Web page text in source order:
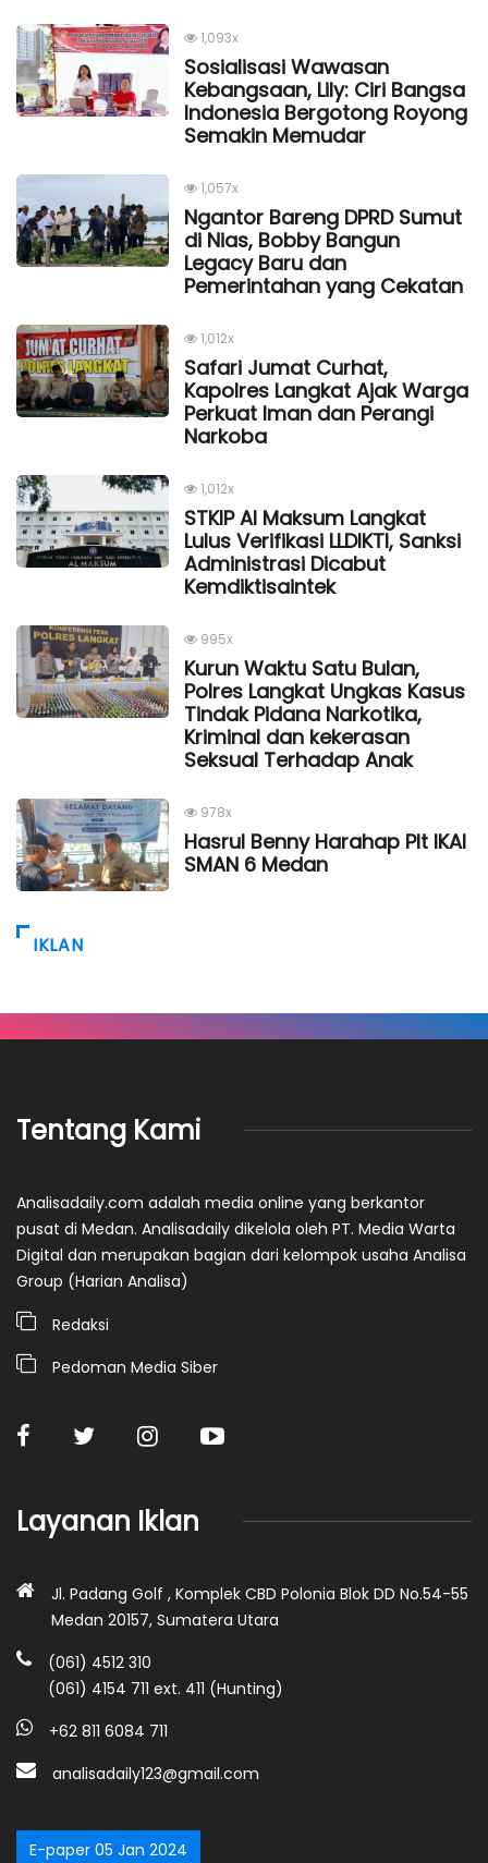
1,093x
Sosialisasi Wawasan
Kebangsaan, Lily: Ciri Bangsa
Indonesia Bergotong Royong
Semakin Memudar
1,057x
Ngantor Bareng DPRD Sumut
di Nias, Bobby Bangun
Legacy Baru dan
Pemerintahan yang Cekatan
1,012x
Safari Jumat Curhat,
Kapolres Langkat Ajak Warga
Perkuat Iman dan Perangi
Narkoba
1,012x
STKIP Al Maksum Langkat
Lulus Verifikasi LLDIKTI, Sanksi
Administrasi Dicabut
Kemdiktisaintek
995x
Kurun Waktu Satu Bulan,
Polres Langkat Ungkas Kasus
Tindak Pidana Narkotika,
Kriminal dan kekerasan
Seksual Terhadap Anak
978x
Hasrul Benny Harahap Plt IKAl
SMAN 6 Medan
IKLAN
Tentang Kami
Analisadaily.com adalah media online yang berkantor
pusat di Medan. Analisadaily dikelola oleh PT. Media Warta
Digital dan merupakan bagian dari kelompok usaha Analisa
Group (Harian Analisa)
Redaksi
Pedoman Media Siber
Layanan Iklan
Jl. Padang Golf , Komplek CBD Polonia Blok DD No.54-55
Medan 20157, Sumatera Utara
(061) 4512 310
(061) 4154 711 ext. 411 (Hunting)
+62 811 6084 711
analisadaily123@gmail.com
E-paper 05 Jan 2024